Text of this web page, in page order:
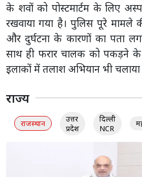
के शवों को पोस्टमार्टम के लिए
रखवाया गया है। पुलिस पूरे मामले
और दुर्घटना के कारणों का पता
साथ ही फरार चालक को पकड़ने
इलाकों में तलाश अभियान भी चलाया
राज्य
राजस्थान
उत्तर
प्रदेश
दिल्ली
NCR